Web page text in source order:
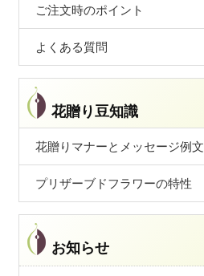
ご注文時のポイント
よくある質問
花贈り豆知識
花贈りマナーとメッセージ例文
プリザーブドフラワーの特性
お知らせ